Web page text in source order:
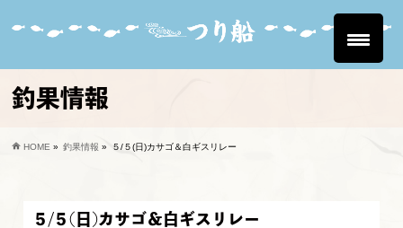
釣果情報
HOME » 釣果情報 » ５/５(日)カサゴ＆白ギスリレー
５/５(日)カサゴ＆白ギスリレー